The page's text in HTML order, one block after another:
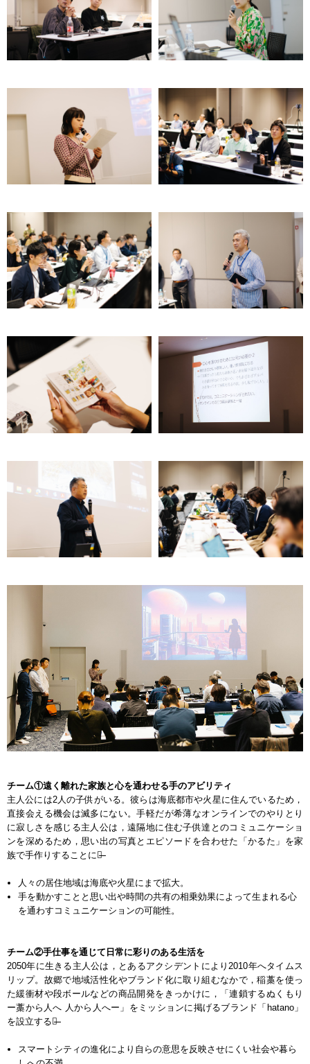
チーム①遠く離れた家族と心を通わせる手のアビリティ
主人公には2人の子供がいる。彼らは海底都市や火星に住んでいるため，
直接会える機会は滅多にない。手軽だが希薄なオンラインでのやりとり
に寂しさを感じる主人公は，遠隔地に住む子供達とのコミュニケーショ
ンを深めるため，思い出の写真とエピソードを合わせた「かるた」を家
族で手作りすることに。̶̶̶
人々の居住地域は海底や火星にまで拡大。
手を動かすことと思い出や時間の共有の相乗効果によって生まれる心
を通わすコミュニケーションの可能性。
チーム②手仕事を通じて日常に彩りのある生活を
2050年に生きる主人公は，とあるアクシデントにより2010年へタイムス
リップ。故郷で地域活性化やブランド化に取り組むなかで，稲藁を使っ
た緩衝材や段ボールなどの商品開発をきっかけに，「連鎖するぬくもり
ー藁から人へ 人から人へー」をミッションに掲げるブランド「hatano」
を設立する。̶̶̶̶
スマートシティの進化により自らの意思を反映させにくい社会や暮ら